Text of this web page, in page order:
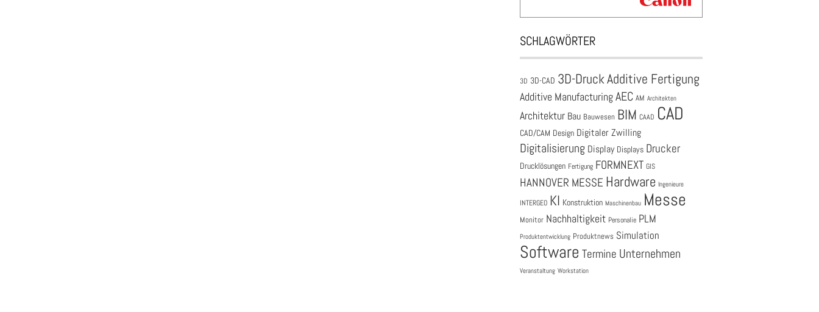
SCHLAGWÖRTER
3D 3D-CAD 3D-DruckAdditive Fertigung
Additive ManufacturingAEC AM Architekten
Architektur Bau Bauwesen BIM CAAD CAD
CAD/CAM Design Digitaler Zwilling
Digitalisierung Display Displays Drucker
Drucklösungen Fertigung FORMNEXT GIS
HANNOVER MESSE Hardware Ingenieure
INTERGEO KI Konstruktion Maschinenbau Messe
Monitor Nachhaltigkeit Personalie PLM
Produktentwicklung Produktnews Simulation
Software Termine Unternehmen
Veranstaltung Workstation